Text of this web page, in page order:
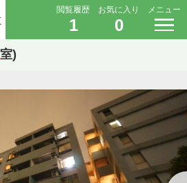
閲覧履歴
1
お気に入り
0
メニュー
室)